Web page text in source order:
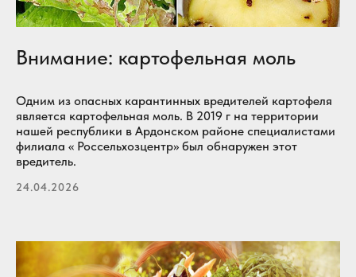
Внимание: картофельная моль
Одним из опасных карантинных вредителей картофеля
является картофельная моль. В 2019 г на территории
нашей республики в Ардонском районе специалистами
филиала « Россельхозцентр» был обнаружен этот
вредитель.
24.04.2026